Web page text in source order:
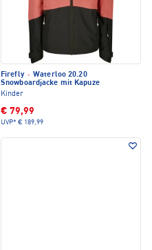
Firefly · Waterloo 20.20
Snowboardjacke mit Kapuze
Kinder
€ 79,99
UVP* € 189,99